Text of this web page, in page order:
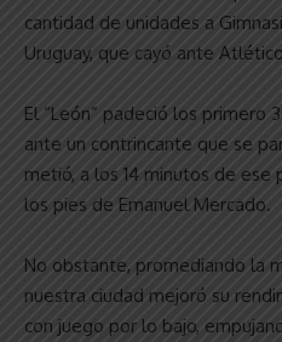
cantidad de unidades a
Uruguay, que cayó ante
El “León” padeció los primero
ante un contrincante que se
metió, a los 14 minutos de
los pies de Emanuel Mercado.
No obstante, promediando la
nuestra ciudad mejoró su
con juego por lo bajo,